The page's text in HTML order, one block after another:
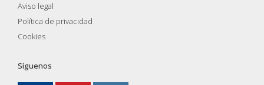
Aviso legal
Política de privacidad
Cookies
Síguenos